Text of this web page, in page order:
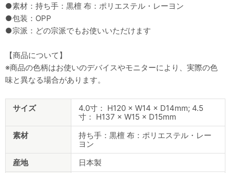
●素材：持ち手：黒檀 布：ポリエステル・レーヨン
●包装：OPP
●宗派：どの宗派でもお使いいただけます
【商品について】
※商品の色柄はお使いのデバイスやモニターにより、実際の色
味と異なる場合があります。
サイズ
4.0寸： H120 × W14 × D14mm; 4.5
寸： H137 × W15 × D15mm
素材
持ち手：黒檀 布：ポリエステル・レー
ヨン
産地
日本製